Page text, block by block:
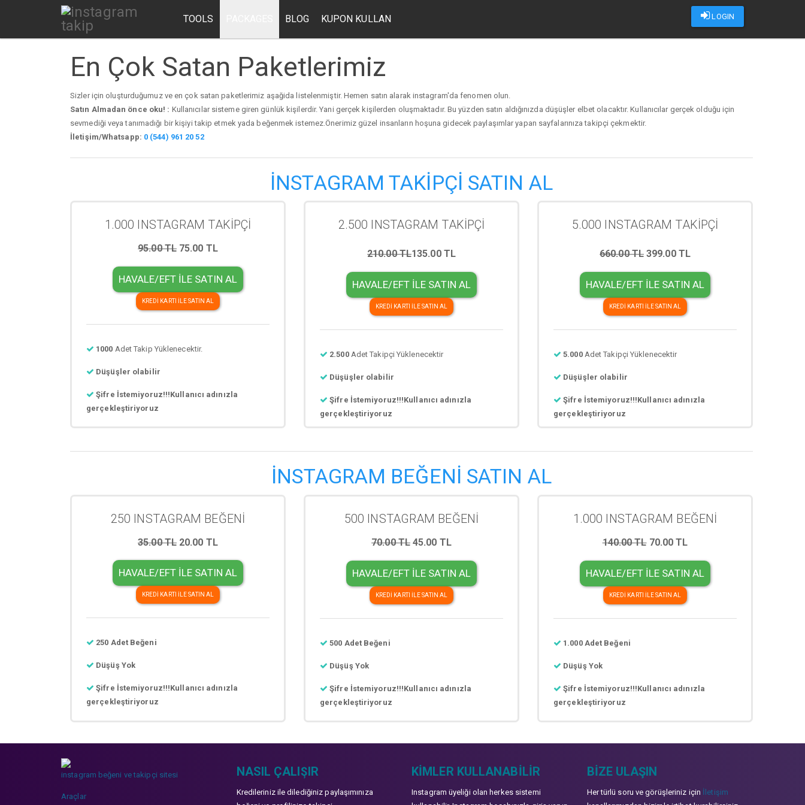
LOGIN
TOOLS BLOG KUPON KULLAN
En Çok Satan Paketlerimiz
Sizler için oluşturduğumuz ve en çok satan paketlerimiz aşağida listelenmiştir. Hemen satın alarak instagram'da fenomen olun.
Satın Almadan önce oku! : Kullanıcılar sisteme giren günlük kişilerdir. Yani gerçek kişilerden oluşmaktadır. Bu yüzden satın aldığınızda düşüşler elbet olacaktır. Kullanıcılar gerçek olduğu için
sevmediği veya tanımadığı bir kişiyi takip etmek yada beğenmek istemez.Önerimiz güzel insanların hoşuna gidecek paylaşımlar yapan sayfalarınıza takipçi çekmektir.
İletişim/Whatsapp: 0 (544) 961 20 52
İNSTAGRAM TAKİPÇİ SATIN AL
1.000 INSTAGRAM TAKİPÇİ
95.00 TL75.00 TL
HAVALE/EFT İLE SATIN AL
KREDİ KARTI İLE SATIN AL
1000 Adet Takip Yüklenecektir.
Düşüşler olabilir
Şifre İstemiyoruz!!!Kullanıcı adınızla
gerçekleştiriyoruz
2.500 INSTAGRAM TAKİPÇİ
210.00 TL135.00 TL
HAVALE/EFT İLE SATIN AL
KREDİ KARTI İLE SATIN AL
2.500 Adet Takipçi Yüklenecektir
Düşüşler olabilir
Şifre İstemiyoruz!!!Kullanıcı adınızla
gerçekleştiriyoruz
5.000 INSTAGRAM TAKİPÇİ
660.00 TL399.00 TL
HAVALE/EFT İLE SATIN AL
KREDİ KARTI İLE SATIN AL
5.000Adet Takipçi Yüklenecektir
Düşüşler olabilir
Şifre İstemiyoruz!!!Kullanıcı adınızla
gerçekleştiriyoruz
İNSTAGRAM BEĞENİ SATIN AL
250 INSTAGRAM BEĞENİ
35.00 TL20.00 TL
HAVALE/EFT İLE SATIN AL
KREDİ KARTI İLE SATIN AL
250 Adet Beğeni
Düşüş Yok
Şifre İstemiyoruz!!!Kullanıcı adınızla
gerçekleştiriyoruz
500 INSTAGRAM BEĞENİ
70.00 TL45.00 TL
HAVALE/EFT İLE SATIN AL
KREDİ KARTI İLE SATIN AL
500 Adet Beğeni
Düşüş Yok
Şifre İstemiyoruz!!!Kullanıcı adınızla
gerçekleştiriyoruz
1.000 INSTAGRAM BEĞENİ
140.00 TL70.00 TL
HAVALE/EFT İLE SATIN AL
KREDİ KARTI İLE SATIN AL
1.000 Adet Beğeni
Düşüş Yok
Şifre İstemiyoruz!!!Kullanıcı adınızla
gerçekleştiriyoruz
instagram beğeni ve takipçi sitesi
Araçlar
NASIL ÇALIŞIR
Kredileriniz ile dilediğiniz paylaşımınıza
KIMLER KULLANABILIR
Instagram üyeliği olan herkes sistemi
BIZE ULAŞIN
Her türlü soru ve görüşleriniz için İletişim